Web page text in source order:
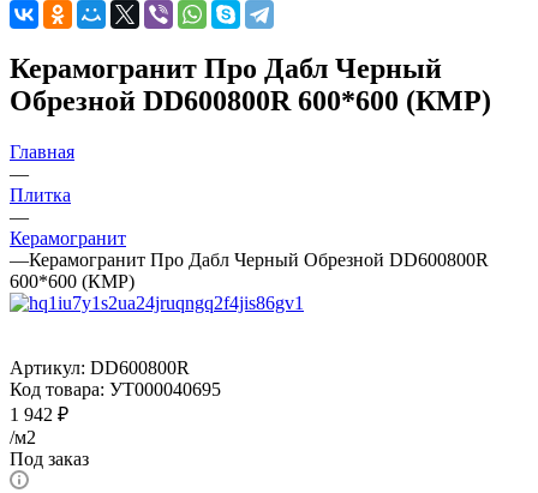
Керамогранит Про Дабл Черный
Обрезной DD600800R 600*600 (КМР)
Главная
—
Плитка
—
Керамогранит
—Керамогранит Про Дабл Черный Обрезной DD600800R
600*600 (КМР)
Артикул: DD600800R
Код товара: УТ000040695
1 942 ₽
/м2
Под заказ